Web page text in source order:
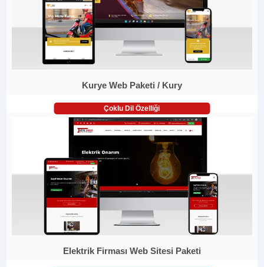
Kurye Web Paketi / Kury
Çoklu Dil Özelliği
Elektrik Firması Web Sitesi Paketi